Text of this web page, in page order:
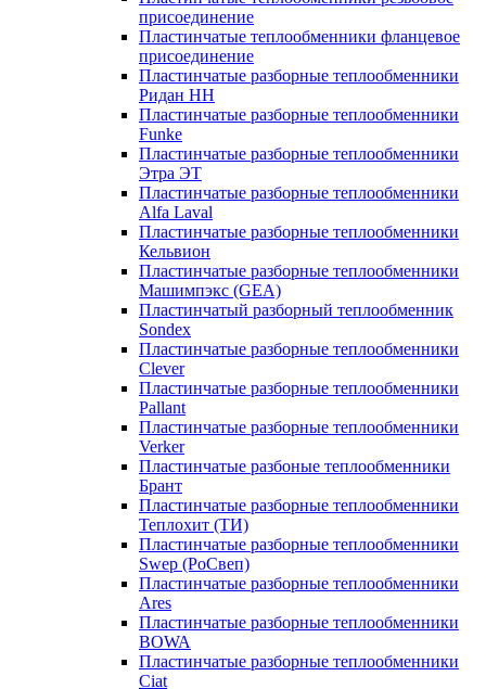
присоединение
Пластинчатые теплообменники фланцевое
присоединение
Пластинчатые разборные теплообменники
Ридан НН
Пластинчатые разборные теплообменники
Funke
Пластинчатые разборные теплообменники
Этра ЭТ
Пластинчатые разборные теплообменники
Alfa Laval
Пластинчатые разборные теплообменники
Кельвион
Пластинчатые разборные теплообменники
Машимпэкс (GEA)
Пластинчатый разборный теплообменник
Sondex
Пластинчатые разборные теплообменники
Clever
Пластинчатые разборные теплообменники
Pallant
Пластинчатые разборные теплообменники
Verker
Пластинчатые разбоные теплообменники
Брант
Пластинчатые разборные теплообменники
Теплохит (ТИ)
Пластинчатые разборные теплообменники
Swep (РоСвеп)
Пластинчатые разборные теплообменники
Ares
Пластинчатые разборные теплообменники
BOWA
Пластинчатые разборные теплообменники
Ciat